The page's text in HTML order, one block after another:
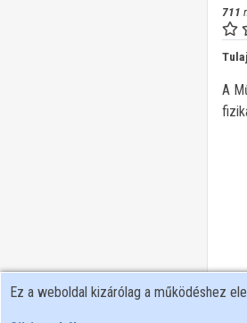
711
A
Ez a weboldal kizárólag a működéshez